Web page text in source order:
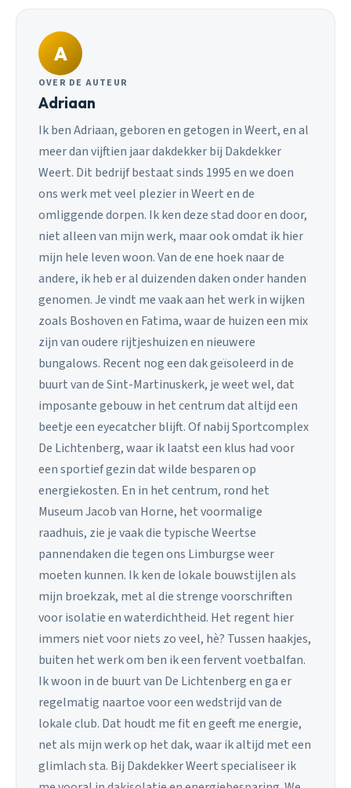
A
OVER DE AUTEUR
Adriaan
Ik ben Adriaan, geboren en getogen in Weert, en al
meer dan vijftien jaar dakdekker bij Dakdekker
Weert. Dit bedrijf bestaat sinds 1995 en we doen
ons werk met veel plezier in Weert en de
omliggende dorpen. Ik ken deze stad door en door,
niet alleen van mijn werk, maar ook omdat ik hier
mijn hele leven woon. Van de ene hoek naar de
andere, ik heb er al duizenden daken onder handen
genomen. Je vindt me vaak aan het werk in wijken
zoals Boshoven en Fatima, waar de huizen een mix
zijn van oudere rijtjeshuizen en nieuwere
bungalows. Recent nog een dak geïsoleerd in de
buurt van de Sint-Martinuskerk, je weet wel, dat
imposante gebouw in het centrum dat altijd een
beetje een eyecatcher blijft. Of nabij Sportcomplex
De Lichtenberg, waar ik laatst een klus had voor
een sportief gezin dat wilde besparen op
energiekosten. En in het centrum, rond het
Museum Jacob van Horne, het voormalige
raadhuis, zie je vaak die typische Weertse
pannendaken die tegen ons Limburgse weer
moeten kunnen. Ik ken de lokale bouwstijlen als
mijn broekzak, met al die strenge voorschriften
voor isolatie en waterdichtheid. Het regent hier
immers niet voor niets zo veel, hè? Tussen haakjes,
buiten het werk om ben ik een fervent voetbalfan.
Ik woon in de buurt van De Lichtenberg en ga er
regelmatig naartoe voor een wedstrijd van de
lokale club. Dat houdt me fit en geeft me energie,
net als mijn werk op het dak, waar ik altijd met een
glimlach sta. Bij Dakdekker Weert specialiseer ik